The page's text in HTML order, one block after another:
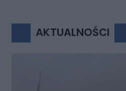
AKTUALNOŚCI